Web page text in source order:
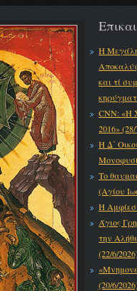
Η Μεγάλη
και τί
CNN: «Η
2016»
Η Δ΄
Το
(Αγίου
Η
Άγιος
την
(22/6/
(20/6/